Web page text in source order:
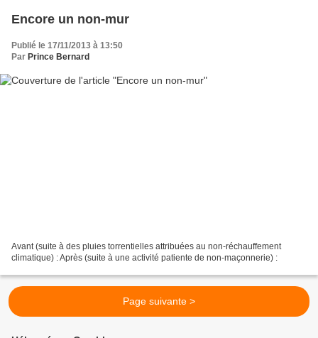
Encore un non-mur
Publié le 17/11/2013 à 13:50
Par Prince Bernard
Avant (suite à des pluies torrentielles attribuées au non-réchauffement
climatique) : Après (suite à une activité patiente de non-maçonnerie) :
Page suivante >